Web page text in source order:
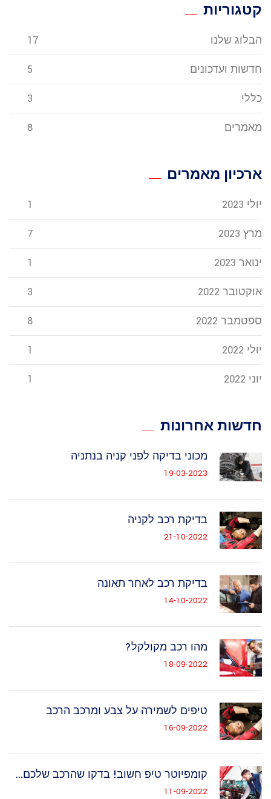
קטגוריות
הבלוג שלנו 17
חדשות ועדכונים 5
כללי 3
מאמרים 8
ארכיון מאמרים
יולי 2023 1
מרץ 2023 7
ינואר 2023 1
אוקטובר 2022 3
ספטמבר 2022 8
יולי 2022 1
יוני 2022 1
חדשות אחרונות
מכוני בדיקה לפני קניה בנתניה
19-03-2023
בדיקת רכב לקניה
21-10-2022
בדיקת רכב לאחר תאונה
14-10-2022
מהו רכב מקולקל?
18-09-2022
טיפים לשמירה על צבע ומרכב הרכב
16-09-2022
קומפיוטר טיפ חשוב! בדקו שהרכב שלכם...
11-09-2022